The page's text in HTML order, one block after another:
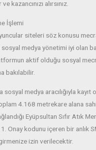
kazancınızı alırsınız.
İşlemi
siteleri söz konusu
medya yönetimi iyi olan
aktif olduğu sosyal
bakılabilir.
sosyal medya aracılığıyla
4.168 metrekare alana
Eyüpsultan Sıfır Atık
Onay kodunu içeren bir anlık
izin verilecektir.